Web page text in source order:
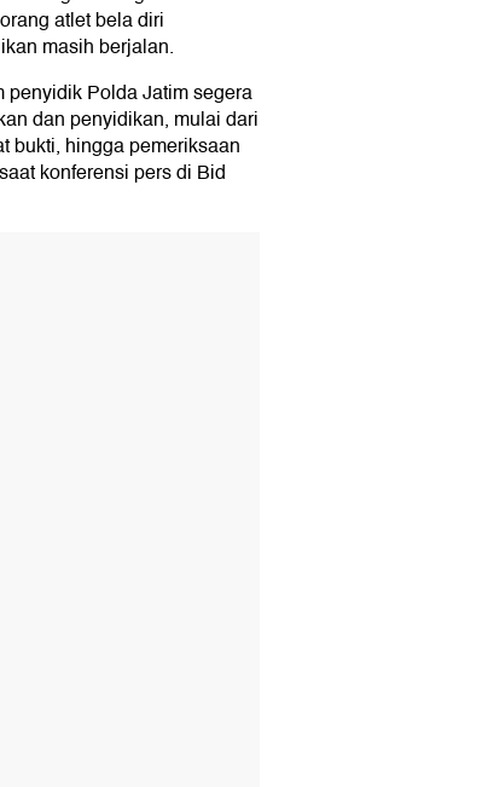
atlet bela diri
masih berjalan.
Polda Jatim segera
dan penyidikan, mulai dari
bukti, hingga pemeriksaan
konferensi pers di Bid